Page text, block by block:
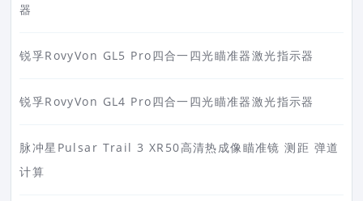
器
锐孚RovyVon GL5 Pro四合一四光瞄准器激光指示器
锐孚RovyVon GL4 Pro四合一四光瞄准器激光指示器
脉冲星Pulsar Trail 3 XR50高清热成像瞄准镜 测距 弹道
计算